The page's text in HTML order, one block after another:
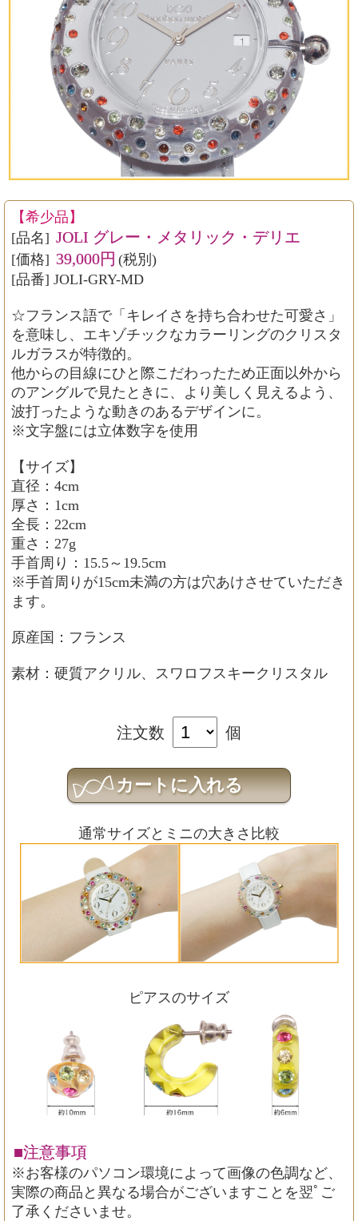
【希少品】
[品名] JOLI グレー・メタリック・デリエ
[価格] 39,000円 (税別)
[品番] JOLI-GRY-MD
☆フランス語で「キレイさを持ち合わせた可愛さ」
を意味し、エキゾチックなカラーリングのクリスタ
ルガラスが特徴的。
他からの目線にひと際こだわったため正面以外から
のアングルで見たときに、より美しく見えるよう、
波打ったような動きのあるデザインに。
※文字盤には立体数字を使用
【サイズ】
直径：4cm
厚さ：1cm
全長：22cm
重さ：27g
手首周り：15.5～19.5cm
※手首周りが15cm未満の方は穴あけさせていただき
ます。
原産国：フランス
素材：硬質アクリル、スワロフスキークリスタル
注文数 個
通常サイズとミニの大きさ比較
ピアスのサイズ
■注意事項
※お客様のパソコン環境によって画像の色調など、
実際の商品と異なる場合がございますことを翌ﾟご
了承くださいませ。